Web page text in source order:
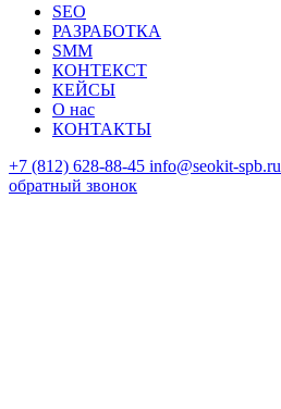
SEO
РАЗРАБОТКА
SMM
КОНТЕКСТ
КЕЙСЫ
О нас
КОНТАКТЫ
+7 (812) 628-88-45 info@seokit-spb.ru
обратный звонок